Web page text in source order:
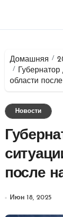
Домашняя
области
Новости
после
Июн 18, 2025